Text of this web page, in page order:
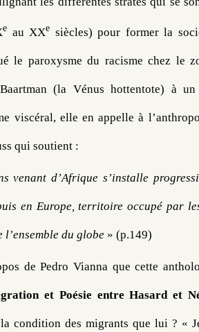
e au XXe siècles) pour former la
le paroxysme du racisme chez le
(la Vénus hottentote) à
viscéral, elle en appelle à
qui soutient :
venant d’Afrique s’installe
en Europe, territoire occupé par
du globe » (p.149)
de Pedro Vianna que cette
et Poésie entre Hasard et
condition des migrants que lui ? «